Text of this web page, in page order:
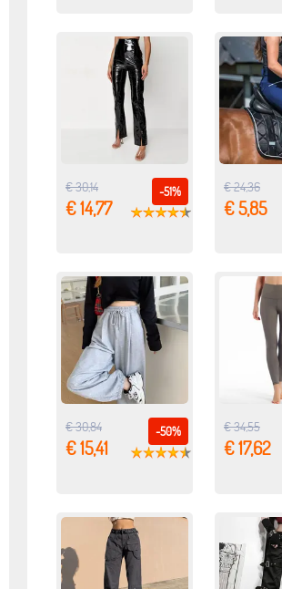
-51%
€ 30,14
€ 14,77
€ 24,36
€ 5,85
-50%
€ 30,84
€ 15,41
€ 34,55
€ 17,62